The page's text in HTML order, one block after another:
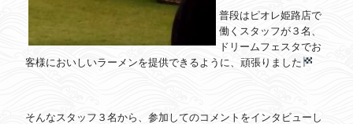
普段はピオレ姫路店で
働くスタッフが３名、
ドリームフェスタでお
客様においしいラーメンを提供できるように、頑張りました
そんなスタッフ３名から、参加してのコメントをインタビューし